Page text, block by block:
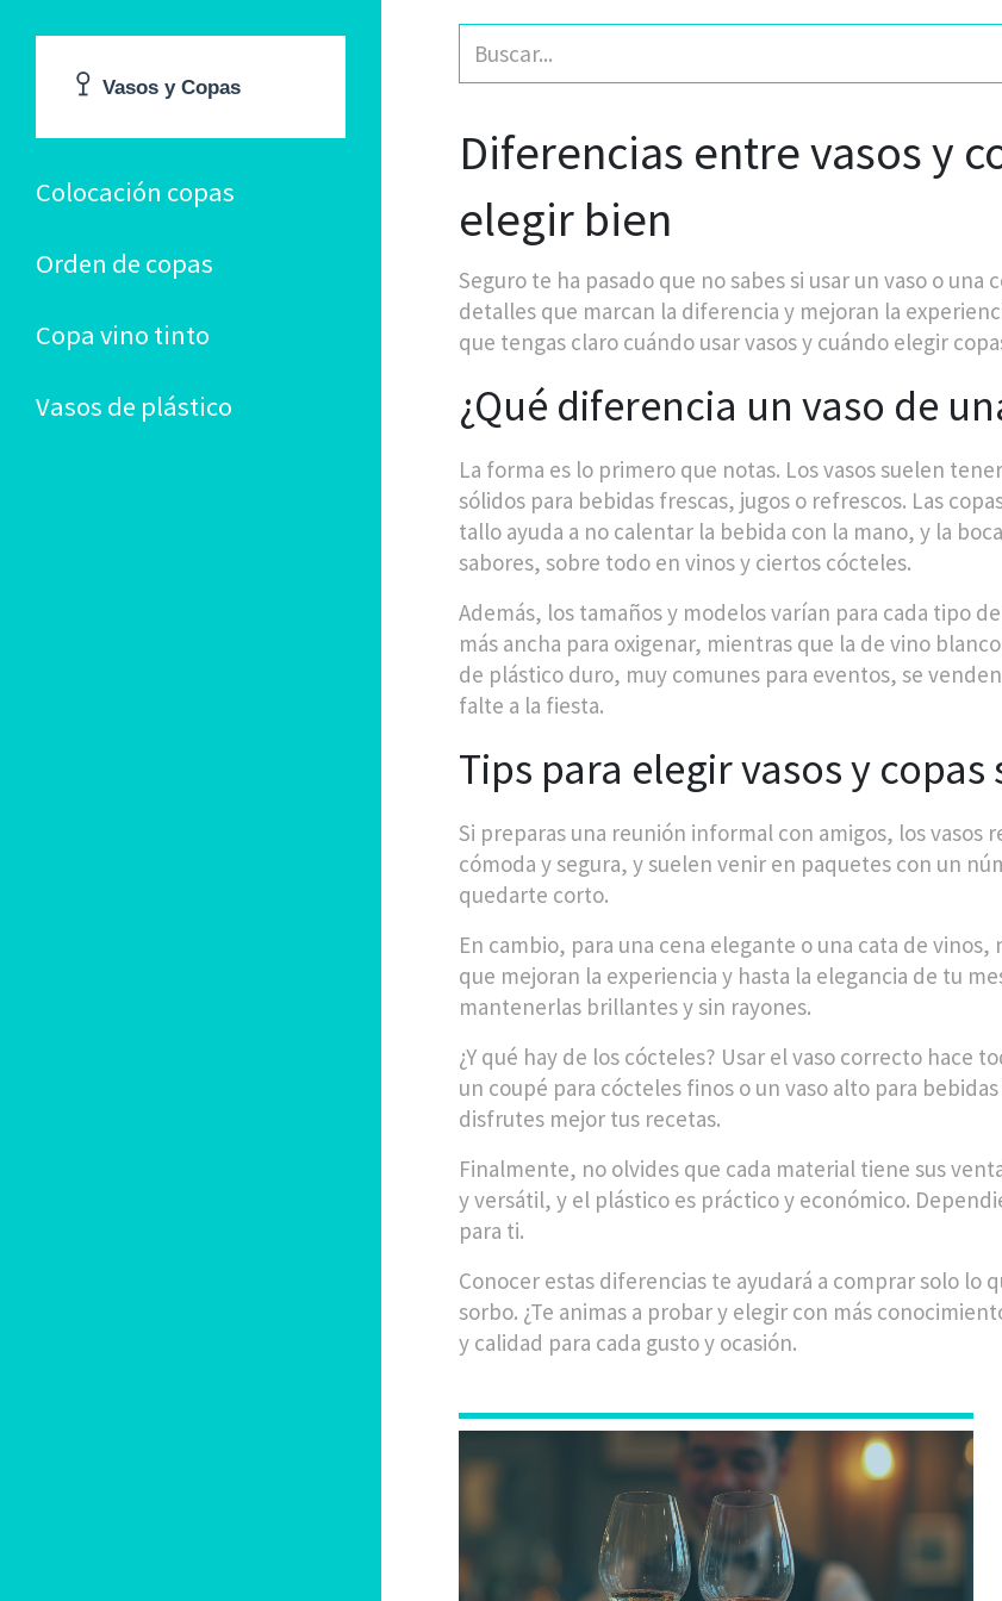
Colocación copas
Orden de copas
Copa vino tinto
Vasos de plástico
Diferencias entre vasos y
elegir bien
Seguro te ha pasado que no sabes si usar un vaso o
detalles que marcan la diferencia y mejoran la
que tengas claro cuándo usar vasos y cuándo elegir
¿Qué diferencia un vaso de
La forma es lo primero que notas. Los vasos suelen
sólidos para bebidas frescas, jugos o refrescos. Las
tallo ayuda a no calentar la bebida con la mano, y la
sabores, sobre todo en vinos y ciertos cócteles.
Además, los tamaños y modelos varían para cada tipo
más ancha para oxigenar, mientras que la de vino
de plástico duro, muy comunes para eventos, se
falte a la fiesta.
Tips para elegir vasos y
Si preparas una reunión informal con amigos, los
cómoda y segura, y suelen venir en paquetes con un
quedarte corto.
En cambio, para una cena elegante o una cata de
que mejoran la experiencia y hasta la elegancia de tu
mantenerlas brillantes y sin rayones.
¿Y qué hay de los cócteles? Usar el vaso correcto hace
un coupé para cócteles finos o un vaso alto para
disfrutes mejor tus recetas.
Finalmente, no olvides que cada material tiene sus
y versátil, y el plástico es práctico y económico.
para ti.
Conocer estas diferencias te ayudará a comprar solo lo
sorbo. ¿Te animas a probar y elegir con más
y calidad para cada gusto y ocasión.